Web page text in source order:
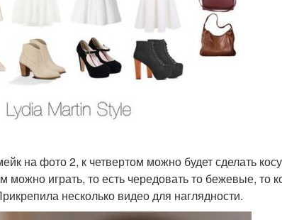
на фото 2, к четвертом можно будет сделать
играть, то есть чередовать то бежевые, то
несколько видео для наглядности.